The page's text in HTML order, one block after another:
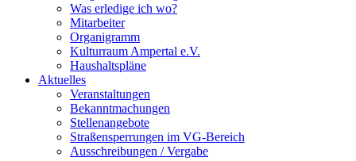
Was erledige ich wo?
Mitarbeiter
Organigramm
Kulturraum Ampertal e.V.
Haushaltspläne
Aktuelles
Veranstaltungen
Bekanntmachungen
Stellenangebote
Straßensperrungen im VG-Bereich
Ausschreibungen / Vergabe